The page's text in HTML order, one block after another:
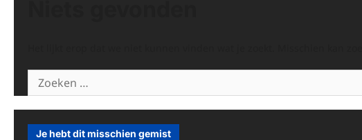
Zoeken
naar:
Je hebt dit misschien gemist